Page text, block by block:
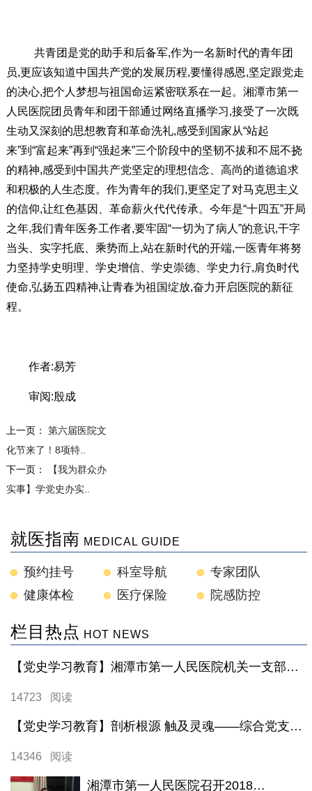
共青团是党的助手和后备军,作为一名新时代的青年团
员,更应该知道中国共产党的发展历程,要懂得感恩,坚定跟党走
的决心,把个人梦想与祖国命运紧密联系在一起。湘潭市第一
人民医院团员青年和团干部通过网络直播学习,接受了一次既
生动又深刻的思想教育和革命洗礼,感受到国家从“站起
来”到“富起来”再到“强起来”三个阶段中的坚韧不拔和不屈不挠
的精神,感受到中国共产党坚定的理想信念、高尚的道德追求
和积极的人生态度。作为青年的我们,更坚定了对马克思主义
的信仰,让红色基因、革命薪火代代传承。今年是“十四五”开局
之年,我们青年医务工作者,要牢固“一切为了病人”的意识,干字
当头、实字托底、乘势而上,站在新时代的开端,一医青年将努
力坚持学史明理、学史增信、学史崇德、学史力行,肩负时代
使命,弘扬五四精神,让青春为祖国绽放,奋力开启医院的新征
程。
作者:易芳
审阅:殷成
上一页： 第六届医院文
化节来了！8项特..
下一页：
【我为群众办
实事】学党史办实..
就医指南 MEDICAL GUIDE
预约挂号 科室导航
专家团队
健康体检
医疗保险 院感防控
栏目热点 HOT NEWS
【党史学习教育】湘潭市第一人民医院机关一支部专题党史学习教育系列——走进湘潭党史馆
14723 阅读
【党史学习教育】剖析根源 触及灵魂——综合党支部2020年度组织生活会成功召开
14346 阅读
湘潭市第一人民医院召开2018年度民主生活会